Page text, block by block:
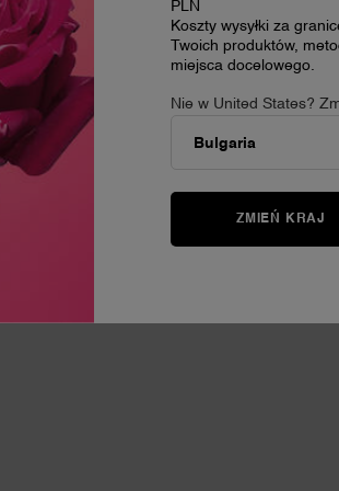
z dala od źródeł ciepła i zapłonu.
PLN
Koszty wysyłki za
Twoich produktów,
miejsca docelowego.
Nie w United States?
ZMIEŃ KRAJ